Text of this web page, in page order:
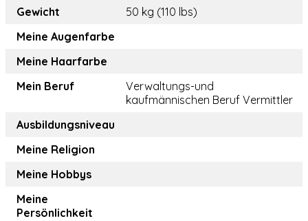
Gewicht
50 kg (110 lbs)
Meine Augenfarbe
Meine Haarfarbe
Mein Beruf
Verwaltungs-und
kaufmännischen Beruf Vermittler
Ausbildungsniveau
Meine Religion
Meine Hobbys
Meine
Persönlichkeit